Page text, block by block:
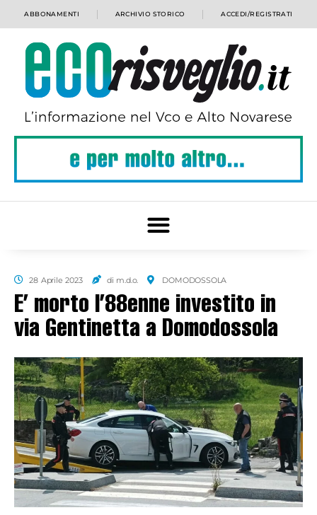
ABBONAMENTI ARCHIVIO STORICO ACCEDI/REGISTRATI
28 Aprile 2023 di m.d.o. DOMODOSSOLA
E’ morto l’88enne investito in
via Gentinetta a Domodossola